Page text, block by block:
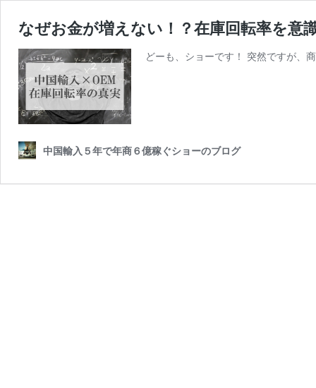
なぜお金が増えない！？在庫回転率を意
どーも、ショーです！ 突然ですが
中国輸入５年で年商６億稼ぐショーのブログ